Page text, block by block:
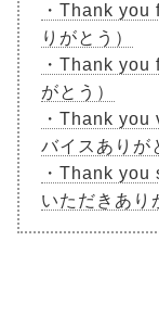
・Thank you
りがとう）
・Thank you
がとう）
・Thank
バイスありが
・Thank
いただきあり